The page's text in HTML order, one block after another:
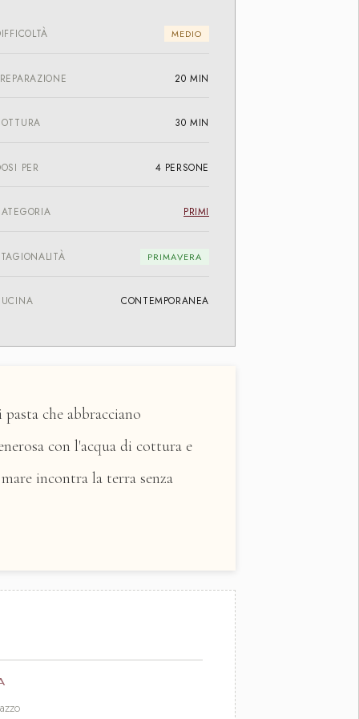
MEDIO
20 MIN
30 MIN
PER 4 PERSONE
PRIMI
PRIMAVERA
CONTEMPORANEA
che abbracciano
con l'acqua di cottura e
incontra la terra senza